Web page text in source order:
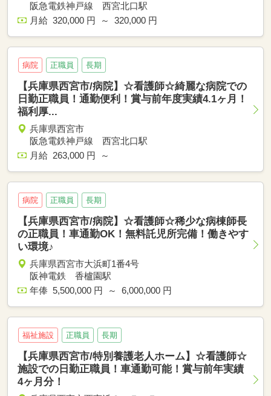
阪急電鉄神戸線 西宮北口駅
月給 320,000 円 ～ 320,000 円
病院 正職員 長期
【兵庫県西宮市/病院】☆看護師☆綺麗な病院での
日勤正職員！通勤便利！賞与前年度実績4.1ヶ月！
福利厚...
兵庫県西宮市
阪急電鉄神戸線 西宮北口駅
月給 263,000 円 ～
病院 正職員 長期
【兵庫県西宮市/病院】☆看護師☆稀少な病棟師長
の正職員！車通勤OK！無料託児所完備！働きやす
い環境♪
兵庫県西宮市大浜町1番4号
阪神電鉄 香櫨園駅
年俸 5,500,000 円 ～ 6,000,000 円
福祉施設 正職員 長期
【兵庫県西宮市/特別養護老人ホーム】☆看護師☆
施設での日勤正職員！車通勤可能！賞与前年実績
4ヶ月分！